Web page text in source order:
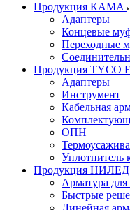
Продукция КАМА
Адаптеры
Концевые
Переходные
Продукция TYCO
Адаптеры
Инструмент
Кабельная
ОПН
Уплотнитель
Продукция
Арматура
Быстрые
Линейная